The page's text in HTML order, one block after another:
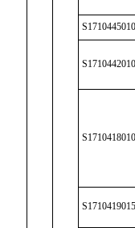
S1710445010
S1710442010
S1710418010
S1710419015